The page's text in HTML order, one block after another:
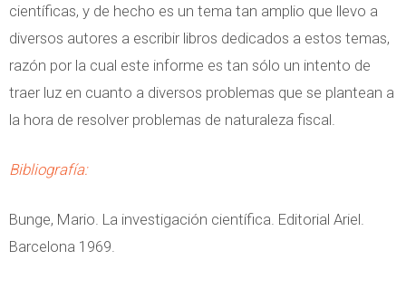
científicas, y de hecho es un tema tan amplio que llevo a
diversos autores a escribir libros dedicados a estos temas,
razón por la cual este informe es tan sólo un intento de
traer luz en cuanto a diversos problemas que se plantean a
la hora de resolver problemas de naturaleza fiscal.
Bibliografía:
Bunge, Mario. La investigación científica. Editorial Ariel.
Barcelona 1969.